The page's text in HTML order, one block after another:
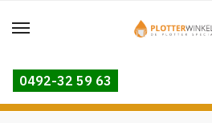
to
to
0492-32 59 63